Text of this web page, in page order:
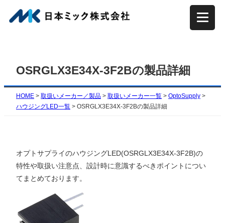
容
プ
OSRGLX3E34X-3F2Bの製品詳細
HOME > 取扱いメーカー／製品 > 取扱いメーカー一覧 > OptoSupply >
ハウジングLED一覧 > OSRGLX3E34X-3F2Bの製品詳細
オプトサプライのハウジングLED(OSRGLX3E34X-3F2B)の
特性や取扱い注意点、設計時に意識するべきポイントについ
てまとめております。